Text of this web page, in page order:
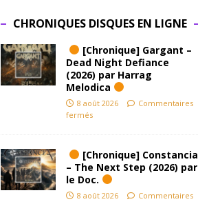
CHRONIQUES DISQUES EN LIGNE
[Chronique] Gargant –
Dead Night Defiance
(2026) par Harrag
Melodica
8 août 2026
Commentaires
fermés
[Chronique] Constancia
– The Next Step (2026) par
le Doc.
8 août 2026
Commentaires